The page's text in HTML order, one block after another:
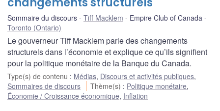
Sommaire du discours Tiff Macklem
Empire Club of Canada
Toronto (Ontario)
Le gouverneur Tiff Macklem parle des changements
structurels dans l’économie et explique ce qu’ils signifient
pour la politique monétaire de la Banque du Canada.
Type(s) de contenu : Médias, Discours et activités publiques,
Sommaires de discours
Thème(s) : Politique monétaire,
Économie / Croissance économique, Inflation